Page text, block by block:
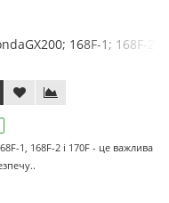
168F-1; 168F-2
1, 168F-2 і 170F - це важлива